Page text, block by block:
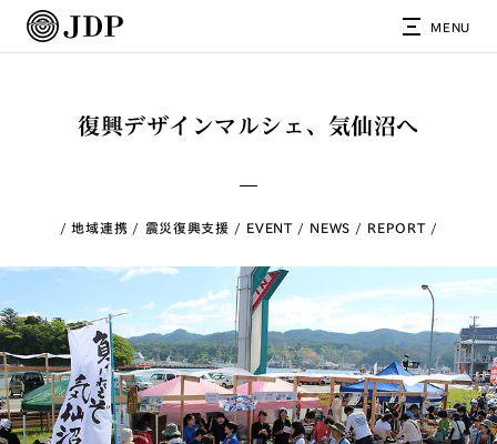
MENU
復興デザインマルシェ、気仙沼へ
地域連携 震災復興支援 EVENT NEWS REPORT